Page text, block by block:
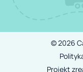
©2026
Projekt